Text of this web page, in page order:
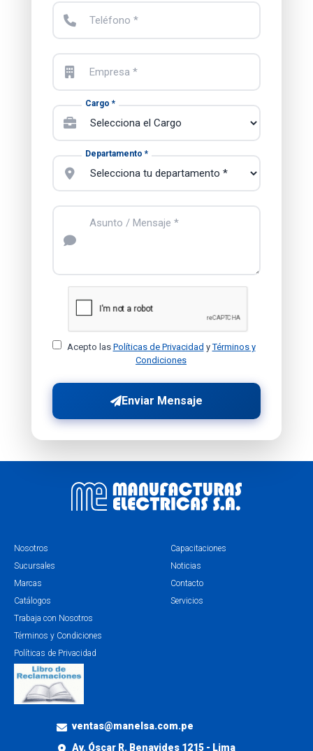
Teléfono *
Empresa *
Cargo *
Departamento *
Asunto / Mensaje *
Acepto las Políticas de Privacidad yTérminos y
Condiciones
Enviar Mensaje
Nosotros
Sucursales
Marcas
Catálogos
Capacitaciones
Noticias
Contacto
Servicios
Trabaja con Nosotros
Términos y Condiciones
Políticas de Privacidad
ventas@manelsa.com.pe
Av. Óscar R. Benavides 1215 - Lima